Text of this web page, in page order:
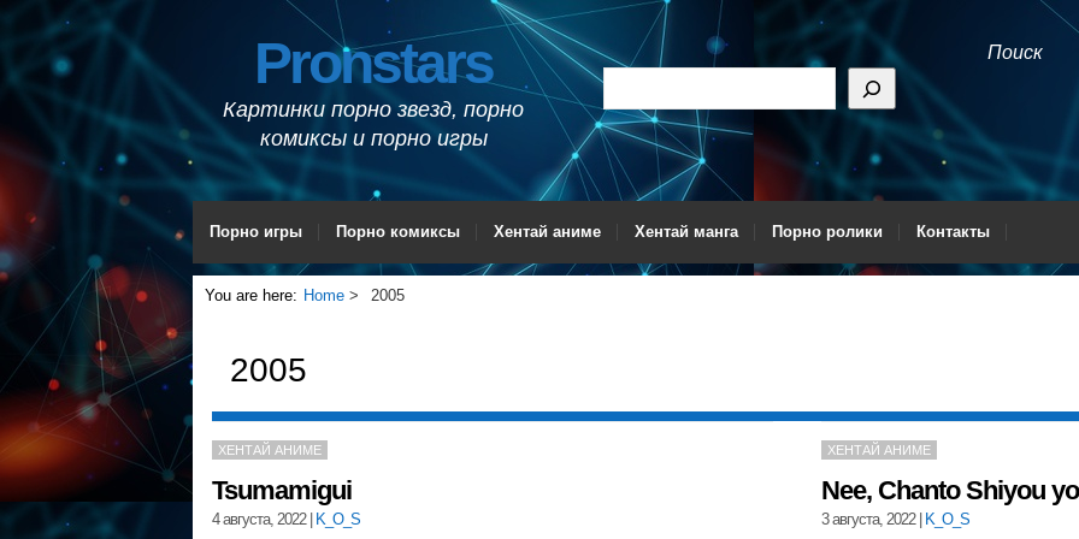
Pronstars
Картинки порно звезд, порно
комиксы и порно игры
Поиск
Порно игры Порно комиксы Хентай аниме Хентай манга Порно ролики Контакты
You are here: Home 2005
2005
ХЕНТАЙ АНИМЕ
Tsumamigui
4 августа, 2022| K_O_S
ХЕНТАЙ АНИМЕ
Nee, Chanto Shiyou
3 августа, 2022| K_O_S